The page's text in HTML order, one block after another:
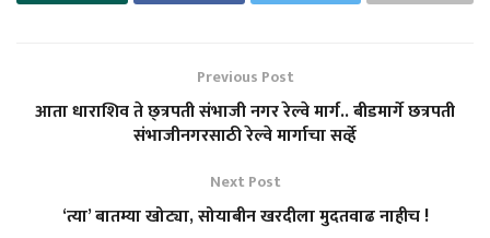
Previous Post
आता धाराशिव ते छ्त्रपती संभाजी नगर रेल्वे मार्ग.. बीडमार्गे छत्रपती
संभाजीनगरसाठी रेल्वे मार्गाचा सर्व्हे
Next Post
‘त्या’ बातम्या खोट्या, सोयाबीन खरदीला मुदतवाढ नाहीच !